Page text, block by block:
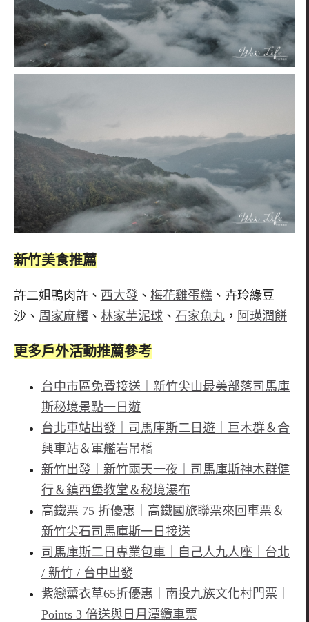
新竹美食推薦
許二姐鴨肉許、 西大發 、 梅花雞蛋糕 、卉玲綠豆
沙、 周家麻糬 、 林家芋泥球 、 石家魚丸 ， 阿瑛潤餅
更多戶外活動推薦參考
台中市區免費接送｜新竹尖山最美部落司馬庫
斯秘境景點一日遊
台北車站出發｜司馬庫斯二日遊｜巨木群＆合
興車站＆軍艦岩吊橋
新竹出發｜新竹兩天一夜｜司馬庫斯神木群健
行＆鎮西堡教堂＆秘境瀑布
高鐵票 75 折優惠｜高鐵國旅聯票來回車票＆
新竹尖石司馬庫斯一日接送
司馬庫斯二日專業包車｜自己人九人座｜台北
/ 新竹 / 台中出發
紫戀薰衣草65折優惠｜南投九族文化村門票｜
Points 3 倍送與日月潭纜車票